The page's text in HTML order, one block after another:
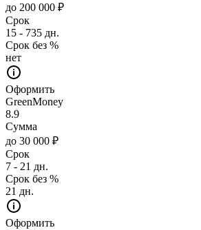
до 200 000 ₽
Срок
15 - 735 дн.
Срок без %
нет
Оформить
GreenMoney
8.9
Сумма
до 30 000 ₽
Срок
7 - 21 дн.
Срок без %
21 дн.
Оформить